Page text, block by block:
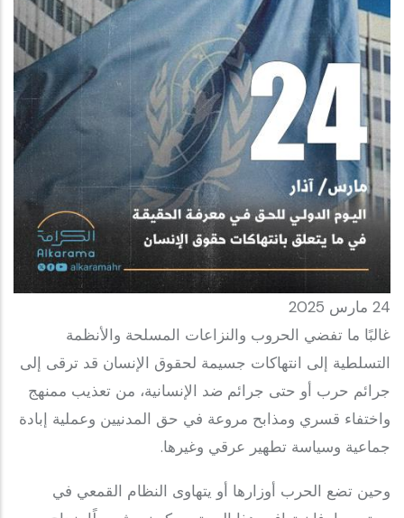
24 مارس 2025
غالبًا ما تفضي الحروب والنزاعات المسلحة والأنظمة
التسلطية إلى انتهاكات جسيمة لحقوق الإنسان قد ترقى إلى
جرائم حرب أو حتى جرائم ضد الإنسانية، من تعذيب ممنهج
واختفاء قسري ومذابح مروعة في حق المدنيين وعملية إبادة
جماعية وسياسة تطهير عرقي وغيرها.
‎وحين تضع الحرب أوزارها أو يتهاوى النظام القمعي في